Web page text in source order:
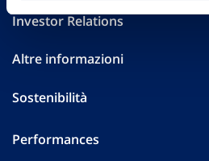
Investor Relations
Altre informazioni
Sostenibilità
Performances